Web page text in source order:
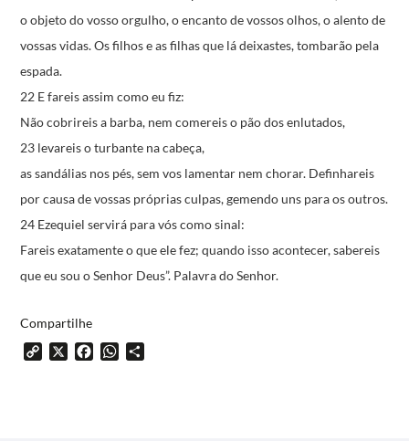
o objeto do vosso orgulho,o encanto de vossos olhos,o alento de
vossas vidas.Os filhos e as filhas que lá deixastes,tombarão pela
espada.
22 E fareis assim como eu fiz:
Não cobrireis a barba, nem comereis o pão dos enlutados,
23 levareis o turbante na cabeça,
as sandálias nos pés,sem vos lamentar nem chorar. Definhareis
por causa de vossas próprias culpas,gemendo uns para os outros.
24 Ezequiel servirá para vós como sinal:
Fareis exatamente o que ele fez; quando isso acontecer,sabereis
que eu sou o Senhor Deus”. Palavra do Senhor.
Compartilhe
Copy X FacebookWhatsApp